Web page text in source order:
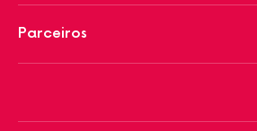
Parceiros